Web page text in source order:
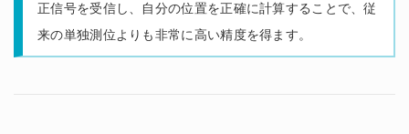
正信号を受信し、自分の位置を正確に計算することで、従
来の単独測位よりも非常に高い精度を得ます。